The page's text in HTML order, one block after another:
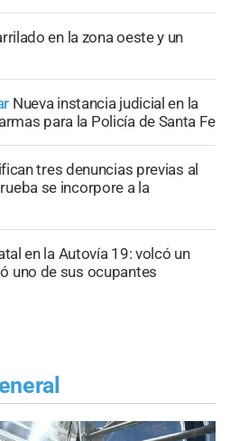
en la zona oeste y un
Nueva instancia judicial en la
para la Policía de Santa Fe
tres denuncias previas al
se incorpore a la
en la Autovía 19: volcó un
uno de sus ocupantes